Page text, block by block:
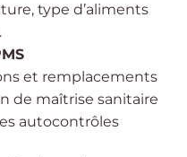
type d’aliments
et remplacements
de maîtrise sanitaire
autocontrôles